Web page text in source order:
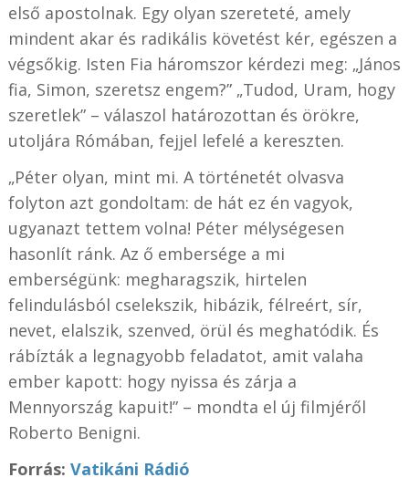
első apostolnak. Egy olyan szereteté, amely
mindent akar és radikális követést kér, egészen a
végsőkig. Isten Fia háromszor kérdezi meg: „János
fia, Simon, szeretsz engem?” „Tudod, Uram, hogy
szeretlek” – válaszol határozottan és örökre,
utoljára Rómában, fejjel lefelé a kereszten.
„Péter olyan, mint mi. A történetét olvasva
folyton azt gondoltam: de hát ez én vagyok,
ugyanazt tettem volna! Péter mélységesen
hasonlít ránk. Az ő embersége a mi
emberségünk: megharagszik, hirtelen
felindulásból cselekszik, hibázik, félreért, sír,
nevet, elalszik, szenved, örül és meghatódik. És
rábízták a legnagyobb feladatot, amit valaha
ember kapott: hogy nyissa és zárja a
Mennyország kapuit!” – mondta el új filmjéről
Roberto Benigni.
Forrás: Vatikáni Rádió